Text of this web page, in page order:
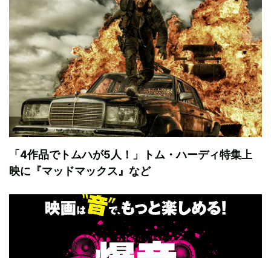
「4作品でトムハが5人！」トム・ハーディ特集上
映に『マッドマックス』など